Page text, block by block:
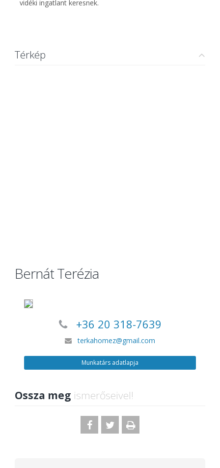
vidéki ingatlant keresnek.
Térkép
Bernát Terézia
+36 20 318-7639
terkahomez@gmail.com
Munkatárs adatlapja
Ossza meg ismerőseivel!